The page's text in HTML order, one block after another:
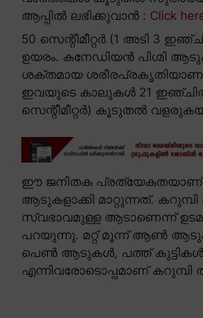
ആപ്പിൽ ലഭിക്കുവാൻ : Click
50 സെന്റീമീറ്റർ (1 അടി 3
ഉയരം. കനേഡിയൻ പിഗ്മി
ശക്തമായ
ഇവയുടെ കാലുകൾ 21
സെന്റീമീറ്റർ) കൂടുതൽ
ഈ ജനിതക
ആടുകളാക്കി മാറ്റുന്നത്.
സ്വഭാവമുള്ള ആടാണെന്ന് ഉടമ
പറയുന്നു. മറ്റ് മൂന്ന് ആൺ
പെൺ ആടുകൾ, പത്ത് കുട്ടികൾ
എന്നിവരോടൊപ്പമാണ് കറുമ്പി